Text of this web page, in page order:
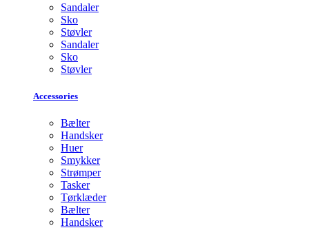
Sandaler
Sko
Støvler
Sandaler
Sko
Støvler
Accessories
Bælter
Handsker
Huer
Smykker
Strømper
Tasker
Tørklæder
Bælter
Handsker